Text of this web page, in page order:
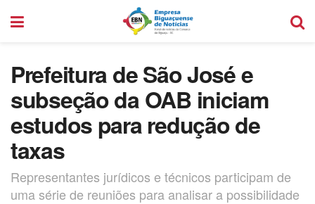
Prefeitura de São José e
subseção da OAB iniciam
estudos para redução de
taxas
Representantes jurídicos e técnicos participam de
uma série de reuniões para analisar a possibilidade